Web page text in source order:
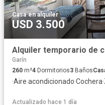
Casa·en alquiler
USD 3.500
Garín
260 m²4 Dormitorios3 Baños
·Aire acondicionado·Cochera·
Actualizado hace 1 día